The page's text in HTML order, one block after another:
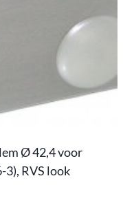
Ø 42,4 voor
RVS look